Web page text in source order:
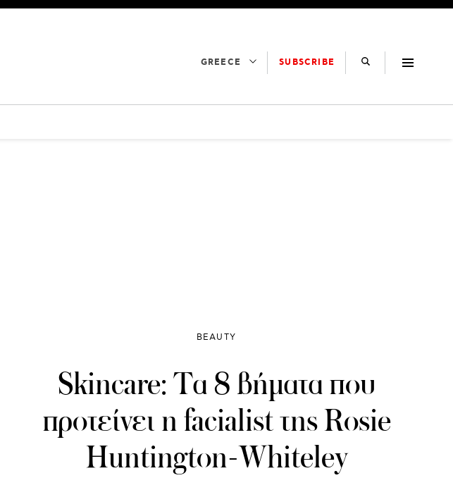
GREECE SUBSCRIBE
BEAUTY
Skincare: Τα 8 βήματα που
προτείνει η facialist της Rosie
Huntington-Whiteley